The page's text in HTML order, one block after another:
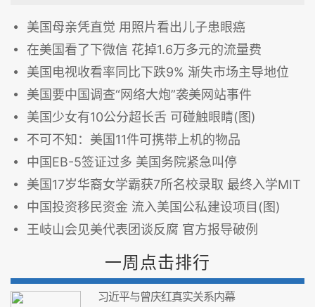
美国母亲凭直觉 用照片看出儿子患眼癌
在美国看了下微信 花掉1.6万多元的流量费
美国电视收看率同比下跌9% 渐失市场主导地位
美国要中国调查“网络大炮”袭美网站事件
美国少女有10公分超长舌 可碰触眼睛(图)
不可不知：美国11件可携带上机的物品
中国EB-5签证过多 美国务院紧急叫停
美国17岁华裔女学霸获7所名校录取 最终入学MIT
中国投资移民资金 流入美国公私建设项目(图)
王岐山会见美代表团谈反腐 官方报导破例
一周点击排行
习近平与曾庆红真实关系内幕